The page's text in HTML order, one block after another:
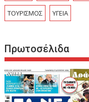
ΤΟΥΡΙΣΜΟΣ ΥΓΕΙΑ
Πρωτοσέλιδα